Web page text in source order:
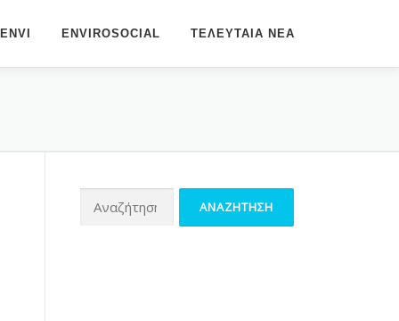
ENVI ENVIROSOCIAL ΤΕΛΕΥΤΑΊΑ ΝΈΑ
για: